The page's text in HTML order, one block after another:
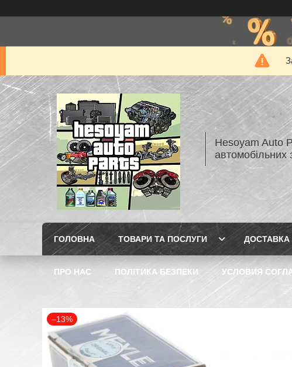
Hesoyam Auto
автомобільних
ГОЛОВНА ТОВАРИ ТА ПОСЛУГИ ДОСТАВКА
ПРО НАС ПОЛІТИКА БЕЗПЕКИ УСЛОВИЯ
–13%